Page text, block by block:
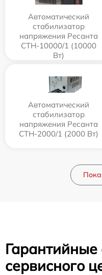
Автоматический
стабилизатор
напряжения Ресанта
СТН-10000/1 (10000
Вт)
Автоматический
стабилизатор
напряжения Ресанта
СТН-2000/1 (2000 Вт)
Гарантийные
сервисного